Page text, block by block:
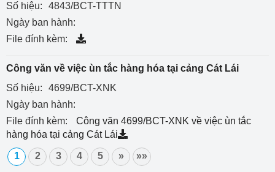
Số hiệu:
4843/BCT-TTTN
Ngày ban hành:
File đính kèm:
Công văn về việc ùn tắc hàng hóa tại cảng Cát Lái
Số hiệu:
4699/BCT-XNK
Ngày ban hành:
File đính kèm:
Công văn 4699/BCT-XNK về việc ùn tắc
hàng hóa tại cảng Cát Lái
1 2 3 4 5 » »»